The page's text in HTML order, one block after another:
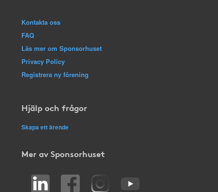
Kontakta oss
FAQ
Läs mer om Sponsorhuset
Privacy Policy
Registrera ny förening
Hjälp och frågor
Skapa ett ärende
Mer av Sponsorhuset